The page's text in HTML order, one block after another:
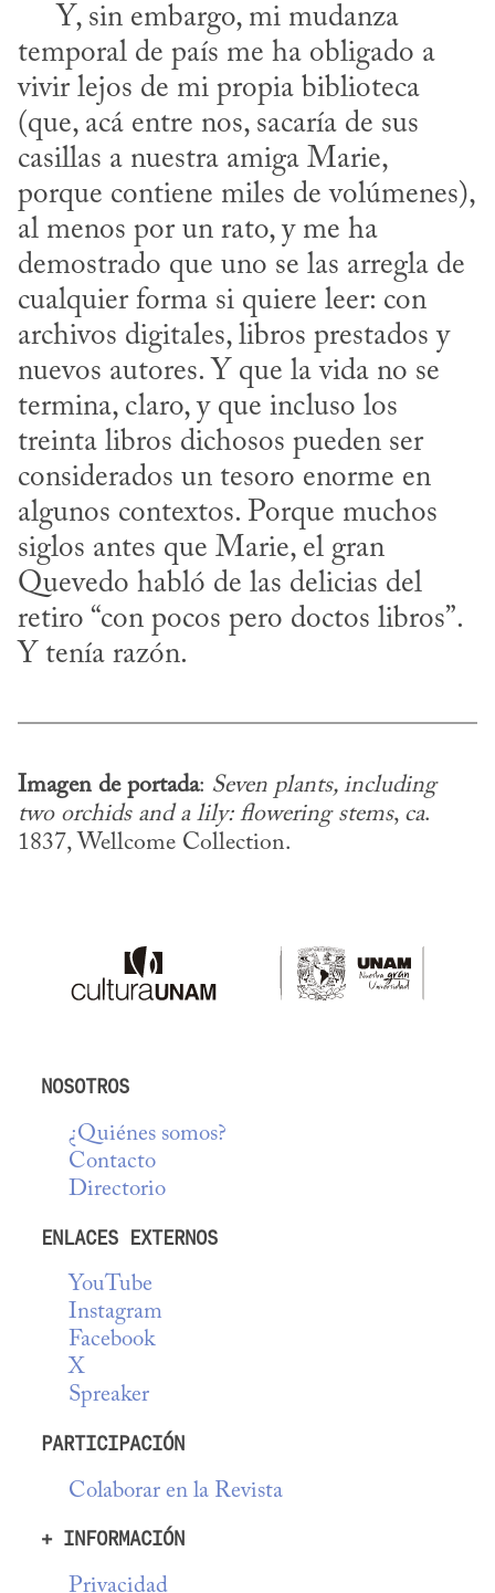
temporal de país me ha obligado a
vivir lejos de mi propia biblioteca
(que, acá entre nos, sacaría de sus
casillas a nuestra amiga Marie,
porque contiene miles de volúmenes),
al menos por un rato, y me ha
demostrado que uno se las arregla de
cualquier forma si quiere leer: con
archivos digitales, libros prestados y
nuevos autores. Y que la vida no se
termina, claro, y que incluso los
treinta libros dichosos pueden ser
considerados un tesoro enorme en
algunos contextos. Porque muchos
siglos antes que Marie, el gran
Quevedo habló de las delicias del
retiro “con pocos pero doctos libros”.
Y tenía razón.
Imagen de portada: Seven plants, including
two orchids and a lily: flowering stems, ca.
1837, Wellcome Collection.
NOSOTROS
¿Quiénes somos?
Contacto
Directorio
ENLACES EXTERNOS
YouTube
Instagram
Facebook
X
Spreaker
PARTICIPACIÓN
Colaborar en la Revista
+ INFORMACIÓN
Privacidad